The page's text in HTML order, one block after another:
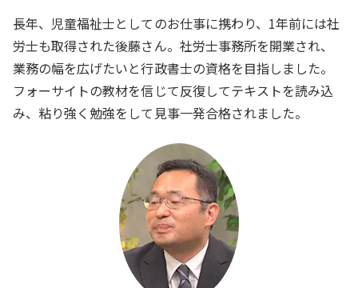
長年、児童福祉士としてのお仕事に携わり、1年前には社
労士も取得された後藤さん。社労士事務所を開業され、
業務の幅を広げたいと行政書士の資格を目指しました。
フォーサイトの教材を信じて反復してテキストを読み込
み、粘り強く勉強をして見事一発合格されました。